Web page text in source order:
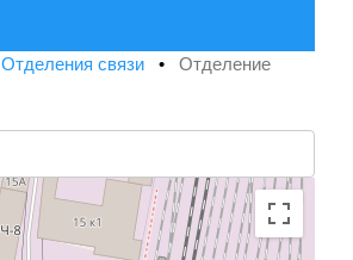
Отделения связи • Отделение